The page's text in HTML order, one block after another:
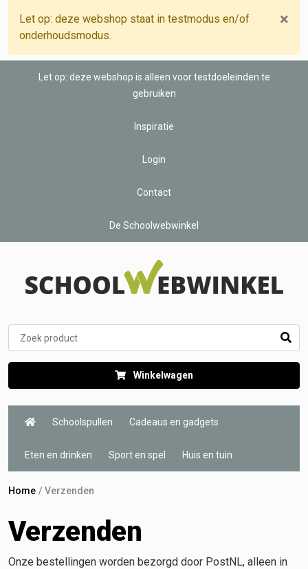
×
Let op: deze webshop staat in testmodus en/of
onderhoudsmodus.
Let op: deze webshop is alleen voor testdoeleinden te
gebruiken
Inspiratie
Login
Contact
De Schoolwebwinkel
Winkelwagen
Schoolspullen Cadeaus en gadgets
Eten en drinken Sport en spel Huis en tuin
Home Verzenden
Verzenden
Onze bestellingen worden bezorgd door PostNL, alleen in